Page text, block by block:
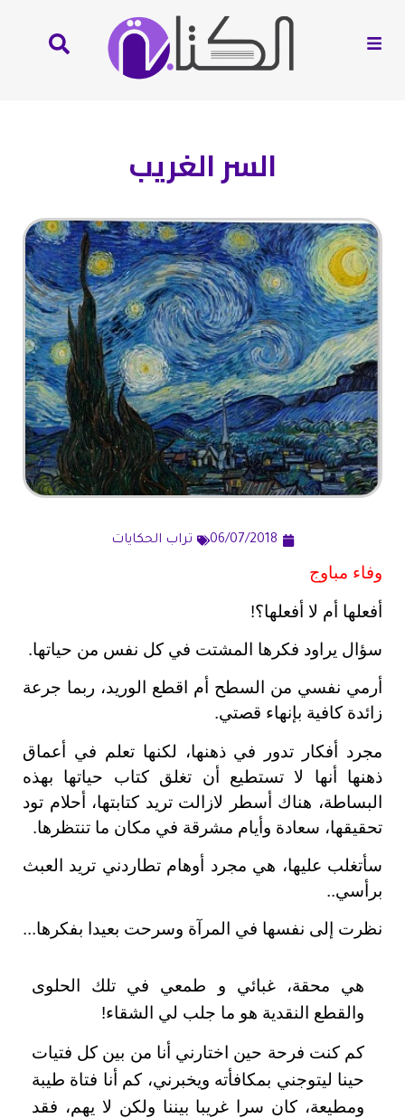
السر الغريب
06/07/2018 تراب الحكايات
وفاء مباوج
أفعلها أم لا أفعلها؟!
سؤال يراود فكرها المشتت في كل نفس من حياتها.
أرمي نفسي من السطح أم اقطع الوريد، ربما جرعة
زائدة كافية بإنهاء قصتي.
مجرد أفكار تدور في ذهنها، لكنها تعلم في أعماق
ذهنها أنها لا تستطيع أن تغلق كتاب حياتها بهذه
البساطة، هناك أسطر لازالت تريد كتابتها، أحلام تود
تحقيقها، سعادة وأيام مشرقة في مكان ما تنتظرها.
سأتغلب عليها، هي مجرد أوهام تطاردني تريد العبث
برأسي..
نظرت إلى نفسها في المرآة وسرحت بعيدا بفكرها...
هي محقة، غبائي و طمعي في تلك الحلوى
والقطع النقدية هو ما جلب لي الشقاء!
كم كنت فرحة حين اختارني أنا من بين كل فتيات
حينا ليتوجني بمكافأته ويخبرني، كم أنا فتاة طيبة
ومطيعة، كان سرا غريبا بيننا ولكن لا يهم، فقد